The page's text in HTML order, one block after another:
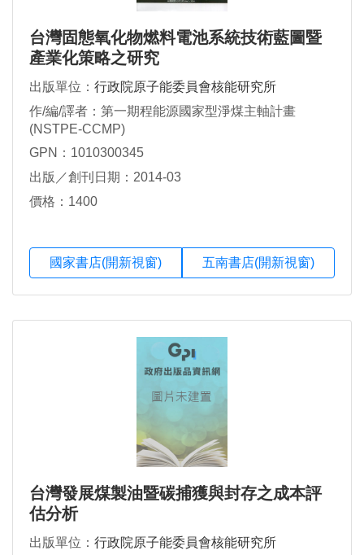
台灣固態氧化物燃料電池系統技術藍圖暨
產業化策略之研究
出版單位： 行政院原子能委員會核能研究所
作/編/譯者：第一期程能源國家型淨煤主軸計畫
(NSTPE-CCMP)
GPN：1010300345
出版／創刊日期：2014-03
價格：1400
國家書店(開新視窗) 五南書店(開新視窗)
台灣發展煤製油暨碳捕獲與封存之成本評
估分析
出版單位： 行政院原子能委員會核能研究所